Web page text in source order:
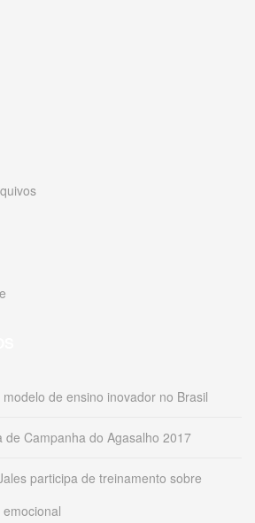
de ensino inovador no Brasil
de Campanha do Agasalho 2017
participa de treinamento sobre